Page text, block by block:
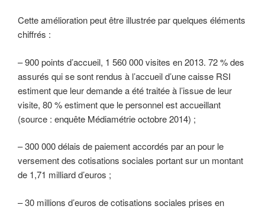
Cette amélioration peut être illustrée par quelques éléments
chiffrés :
– 900 points d’accueil, 1 560 000 visites en 2013. 72 % des
assurés qui se sont rendus à l’accueil d’une caisse RSI
estiment que leur demande a été traitée à l’issue de leur
visite, 80 % estiment que le personnel est accueillant
(source : enquête Médiamétrie octobre 2014) ;
– 300 000 délais de paiement accordés par an pour le
versement des cotisations sociales portant sur un montant
de 1,71 milliard d’euros ;
– 30 millions d’euros de cotisations sociales prises en